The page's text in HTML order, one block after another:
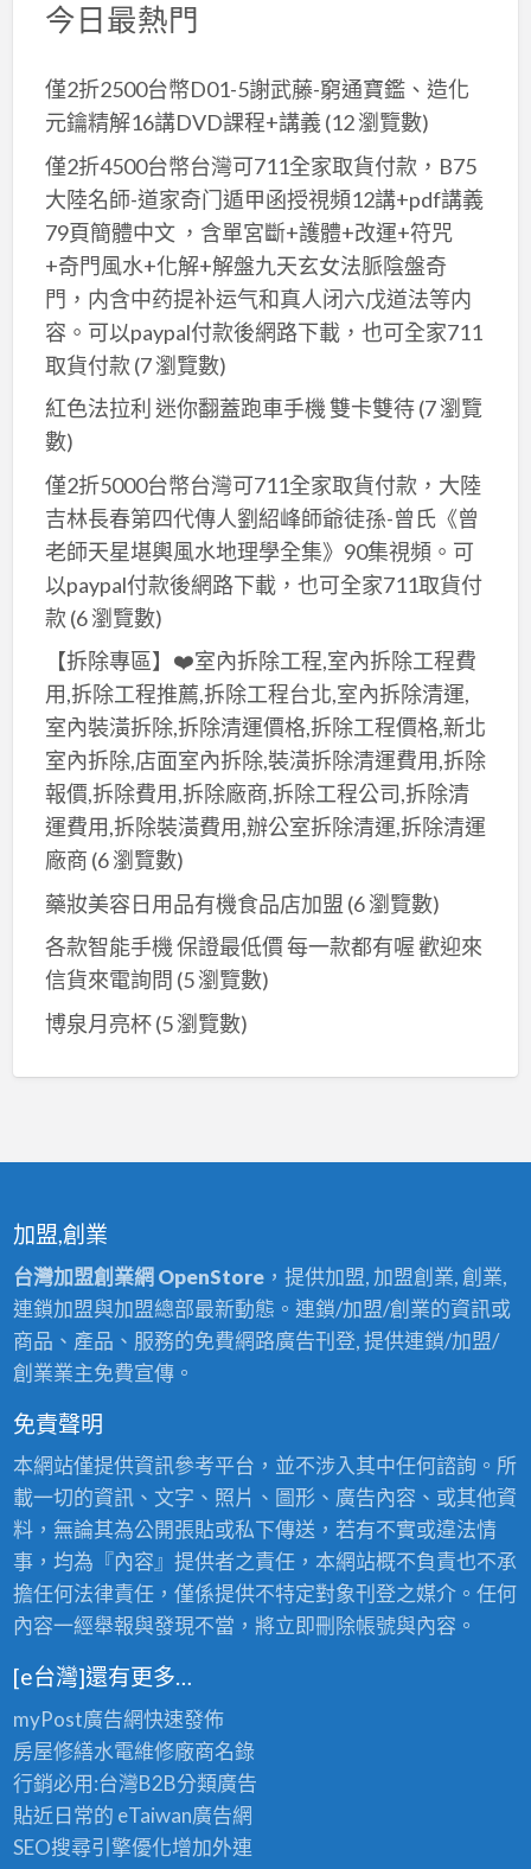
今日最熱門
僅2折2500台幣D01-5謝武藤-窮通寶鑑、造化
元鑰精解16講DVD課程+講義 (12 瀏覽數)
僅2折4500台幣台灣可711全家取貨付款，B75
大陸名師-道家奇门遁甲函授視頻12講+pdf講義
79頁簡體中文 ，含單宮斷+護體+改運+符咒
+奇門風水+化解+解盤九天玄女法脈陰盤奇
門，内含中药提补运气和真人闭六戊道法等内
容。可以paypal付款後網路下載，也可全家711
取貨付款 (7 瀏覽數)
紅色法拉利 迷你翻蓋跑車手機 雙卡雙待(7 瀏覽
數)
僅2折5000台幣台灣可711全家取貨付款，大陸
吉林長春第四代傳人劉紹峰師爺徒孫-曾氏《曾
老師天星堪輿風水地理學全集》90集視頻。可
以paypal付款後網路下載，也可全家711取貨付
款 (6 瀏覽數)
【拆除專區】❤️室內拆除工程,室內拆除工程費
用,拆除工程推薦,拆除工程台北,室內拆除清運,
室內裝潢拆除,拆除清運價格,拆除工程價格,新北
室內拆除,店面室內拆除,裝潢拆除清運費用,拆除
報價,拆除費用,拆除廠商,拆除工程公司,拆除清
運費用,拆除裝潢費用,辦公室拆除清運,拆除清運
廠商 (6 瀏覽數)
藥妝美容日用品有機食品店加盟 (6 瀏覽數)
各款智能手機 保證最低價 每一款都有喔 歡迎來
信貨來電詢問 (5 瀏覽數)
博泉月亮杯(5 瀏覽數)
加盟,創業
台灣加盟創業網 OpenStore，提供加盟, 加盟創業, 創業,
連鎖加盟與加盟總部最新動態。連鎖/加盟/創業的資訊或
商品、產品、服務的免費網路廣告刊登, 提供連鎖/加盟/
創業業主免費宣傳。
免責聲明
本網站僅提供資訊參考平台，並不涉入其中任何諮詢。所
載一切的資訊、文字、照片、圖形、廣告內容、或其他資
料，無論其為公開張貼或私下傳送，若有不實或違法情
事，均為『內容』提供者之責任，本網站概不負責也不承
擔任何法律責任，僅係提供不特定對象刊登之媒介。任何
內容一經舉報與發現不當，將立即刪除帳號與內容。
[e台灣]還有更多…
myPost廣告網快速發佈
房屋修繕水電維修廠商名錄
行銷必用:台灣B2B分類廣告
貼近日常的 eTaiwan廣告網
SEO搜尋引擎優化增加外連